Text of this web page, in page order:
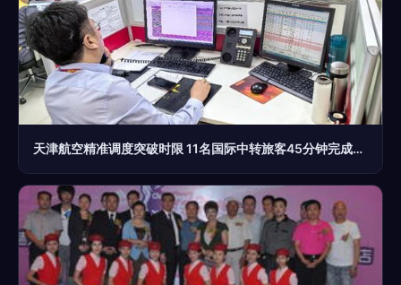
天津航空精准调度突破时限 11名国际中转旅客45分钟完成保障